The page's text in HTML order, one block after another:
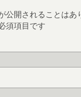
公開されることはあ
須項目です